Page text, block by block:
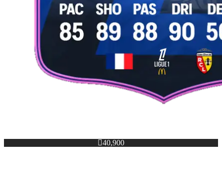
40,900